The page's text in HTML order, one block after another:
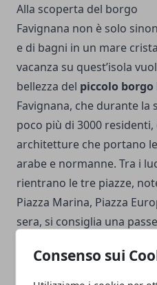
Consenso sui
Alla scoperta del borgo
Favignana non è solo
e di bagni in un mare
vacanza su quest’isola
bellezza del piccolo borgo
Favignana, che durante
poco più di 3000
architetture che portano
arabe e normanne. Tra i
rientrano le tre piazze,
Piazza Marina, Piazza
sera, si consiglia una
bellissimo fermarsi a bere